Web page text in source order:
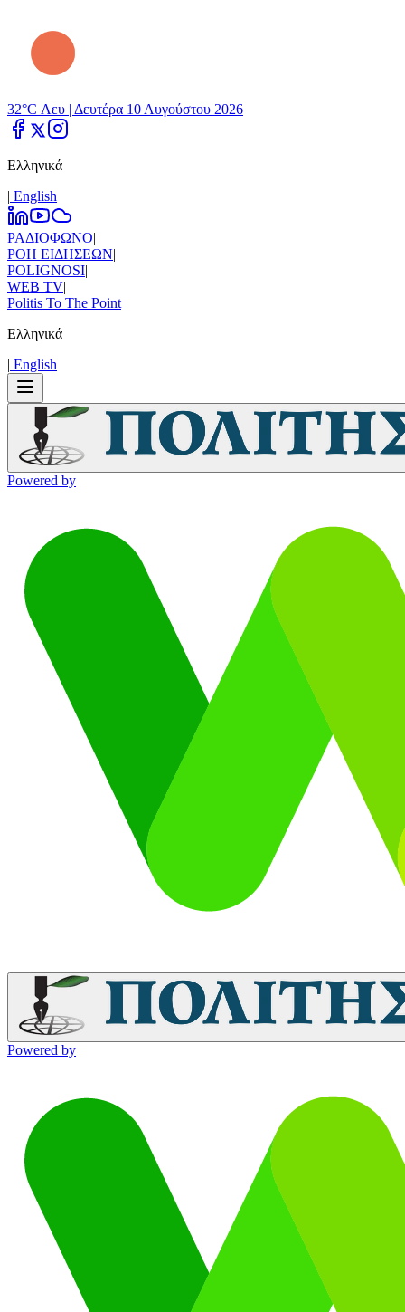
32°C Λευ | Δευτέρα 10 Αυγούστου 2026
Ελληνικά
| Εnglish
ΡΑΔΙΟΦΩΝΟ|
ΡΟΗ ΕΙΔΗΣΕΩΝ|
POLIGNOSI|
WEB TV|
Politis To The Point
Ελληνικά
| Εnglish
Powered by
Powered by